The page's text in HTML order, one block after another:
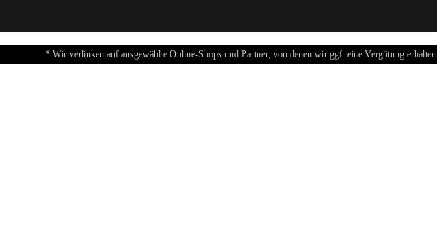
* Wir verlinken auf ausgewählte Online-Shops und Partner, von denen wir ggf. eine Vergütung erhalten.